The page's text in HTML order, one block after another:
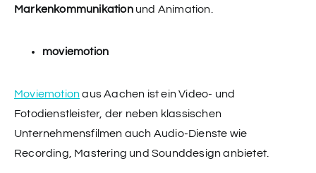
Markenkommunikation und Animation.
moviemotion
Moviemotionaus Aachen ist ein Video- und
Fotodienstleister, der neben klassischen
Unternehmensfilmen auch Audio-Dienste wie
Recording, Mastering und Sounddesign anbietet.